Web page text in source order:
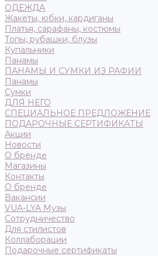
ОДЕЖДА
Жакеты, юбки, кардиганы
Платья, сарафаны, костюмы
Топы, рубашки, блузы
Купальники
Панамы
ПАНАМЫ И СУМКИ ИЗ РАФИИ
Панамы
Сумки
ДЛЯ НЕГО
СПЕЦИАЛЬНОЕ ПРЕДЛОЖЕНИЕ
ПОДАРОЧНЫЕ СЕРТИФИКАТЫ
Акции
Новости
О бренде
Магазины
Контакты
О бренде
Вакансии
VUA-LYA Музы
Сотрудничество
Для стилистов
Коллаборации
Подарочные сертификаты